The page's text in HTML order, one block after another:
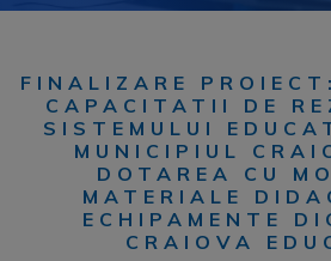
FINALIZARE
CAPACITATII DE
SISTEMULUI
MUNICIPIUL
DOTAREA CU
MATERIALE
ECHIPAMENTE
CRAIOVA